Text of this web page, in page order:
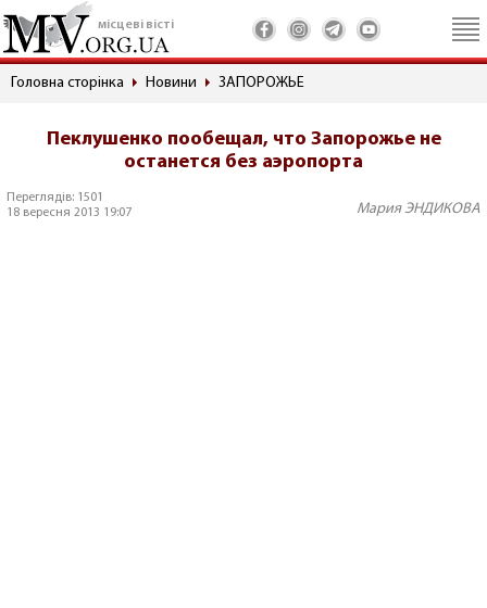
місцеві вісті
Головна сторінка Новини ЗАПОРОЖЬЕ
Пеклушенко пообещал, что Запорожье не
останется без аэропорта
Переглядів: 1501
18 вересня 2013 19:07
Мария ЭНДИКОВА